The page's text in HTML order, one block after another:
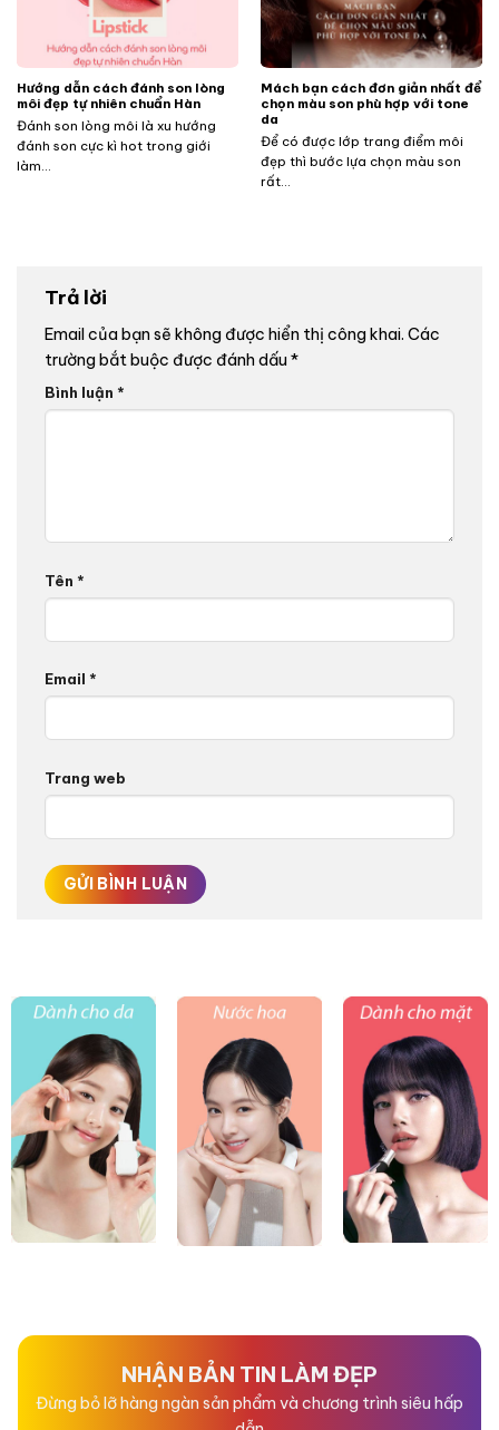
Hướng dẫn cách đánh son lòng
môi đẹp tự nhiên chuẩn Hàn
Đánh son lòng môi là xu hướng
đánh son cực kì hot trong giới
làm...
Mách bạn cách đơn giản nhất để
chọn màu son phù hợp với tone
da
Để có được lớp trang điểm môi
đẹp thì bước lựa chọn màu son
rất...
Trả lời
Email của bạn sẽ không được hiển thị công khai. Các
trường bắt buộc được đánh dấu *
Bình luận *
Tên *
Email *
Trang web
NHẬN BẢN TIN LÀM ĐẸP
Đừng bỏ lỡ hàng ngàn sản phẩm và chương trình siêu hấp